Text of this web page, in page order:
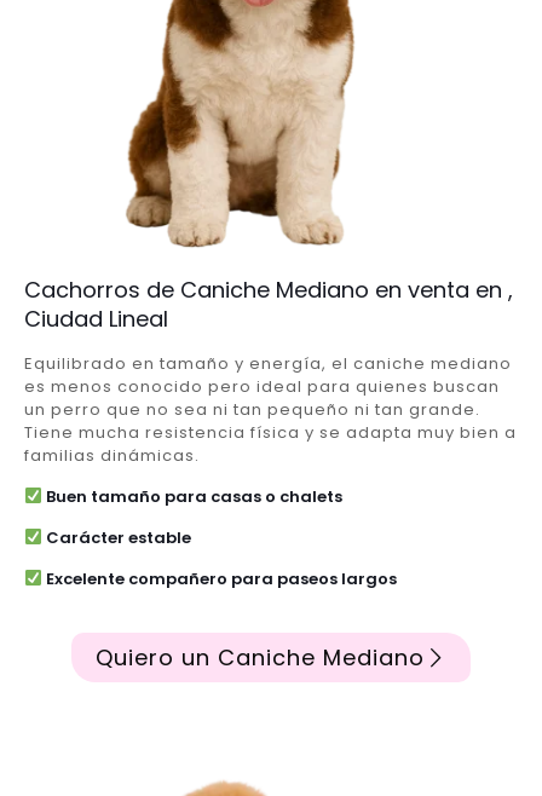
Cachorros de Caniche Mediano en venta en ,
Ciudad Lineal
Equilibrado en tamaño y energía, el caniche mediano
es menos conocido pero ideal para quienes buscan
un perro que no sea ni tan pequeño ni tan grande.
Tiene mucha resistencia física y se adapta muy bien a
familias dinámicas.
Buen tamaño para casas o chalets
Carácter estable
Excelente compañero para paseos largos
Quiero un Caniche Mediano